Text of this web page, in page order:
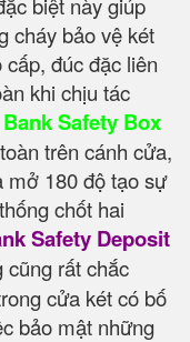
cháy bảo vệ két
đúc đặc liên
khi chịu tác
Bank Safety Box
trên cánh cửa,
mở 180 độ tạo sự
chốt hai
Safety Deposit
cũng rất chắc
cửa két có bố
bảo mật những